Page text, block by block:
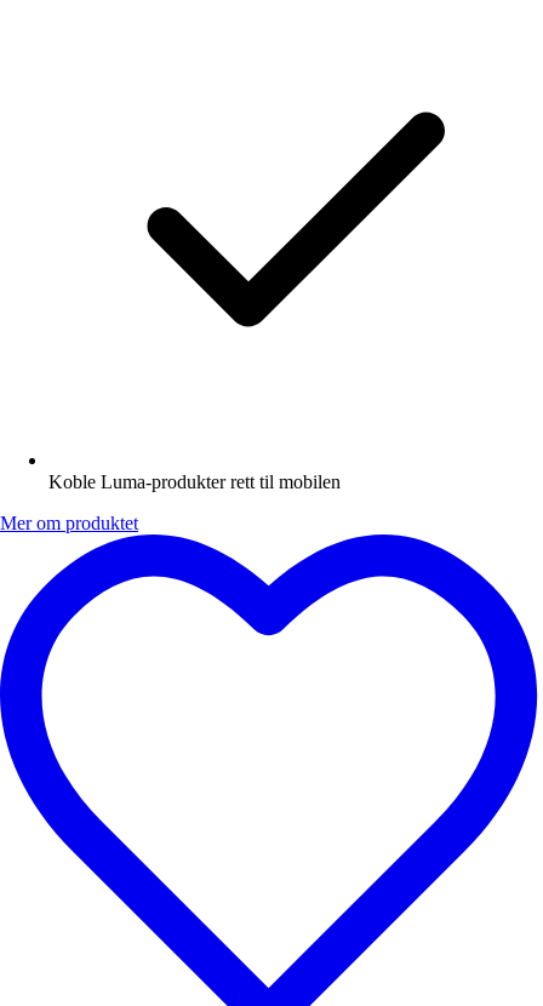
Koble Luma-produkter rett til mobilen
Mer om produktet